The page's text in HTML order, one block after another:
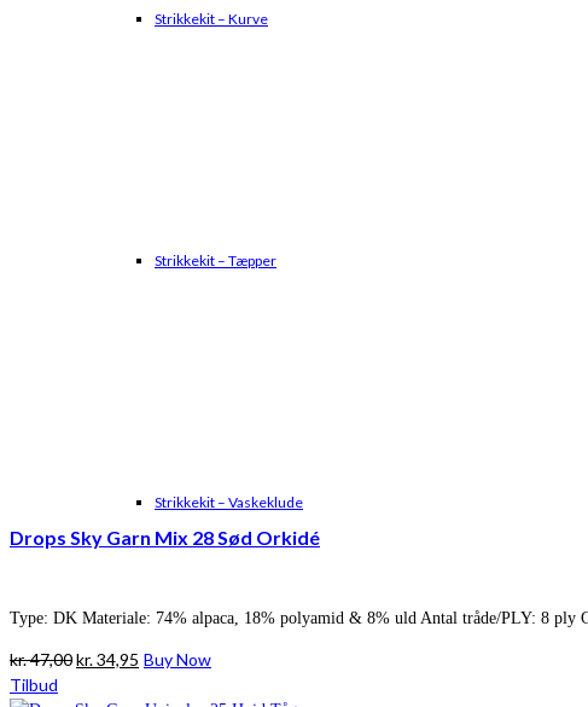
Strikkekit – Kurve
Strikkekit – Tæpper
Strikkekit – Vaskeklude
Drops Sky Garn Mix 28 Sød Orkidé
Type: DK Materiale: 74% alpaca, 18% polyamid & 8% uld Antal tråde/PLY: 8
kr.47,00Den
kr.34,95 Den
Buy Now
Tilbud